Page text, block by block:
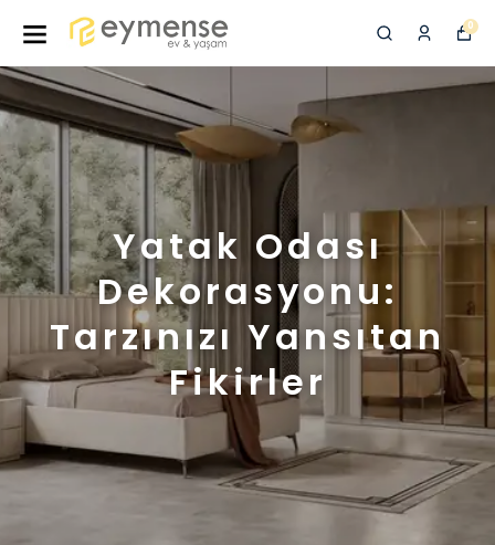
0
Yatak Odası
Dekorasyonu:
Tarzınızı Yansıtan
Fikirler